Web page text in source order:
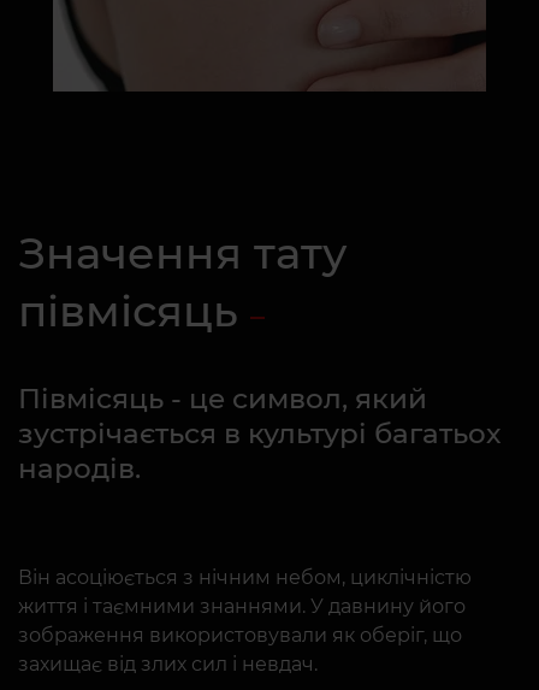
Значення тату
півмісяць
Півмісяць - це символ, який
зустрічається в культурі багатьох
народів.
Він асоціюється з нічним небом, циклічністю
життя і таємними знаннями. У давнину його
зображення використовували як оберіг, що
захищає від злих сил і невдач.